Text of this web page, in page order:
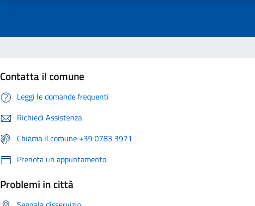
Contatta il comune
Leggi le domande frequenti
Richiedi Assistenza
Chiama il comune +39 0783 3971
Prenota un appuntamento
Problemi in città